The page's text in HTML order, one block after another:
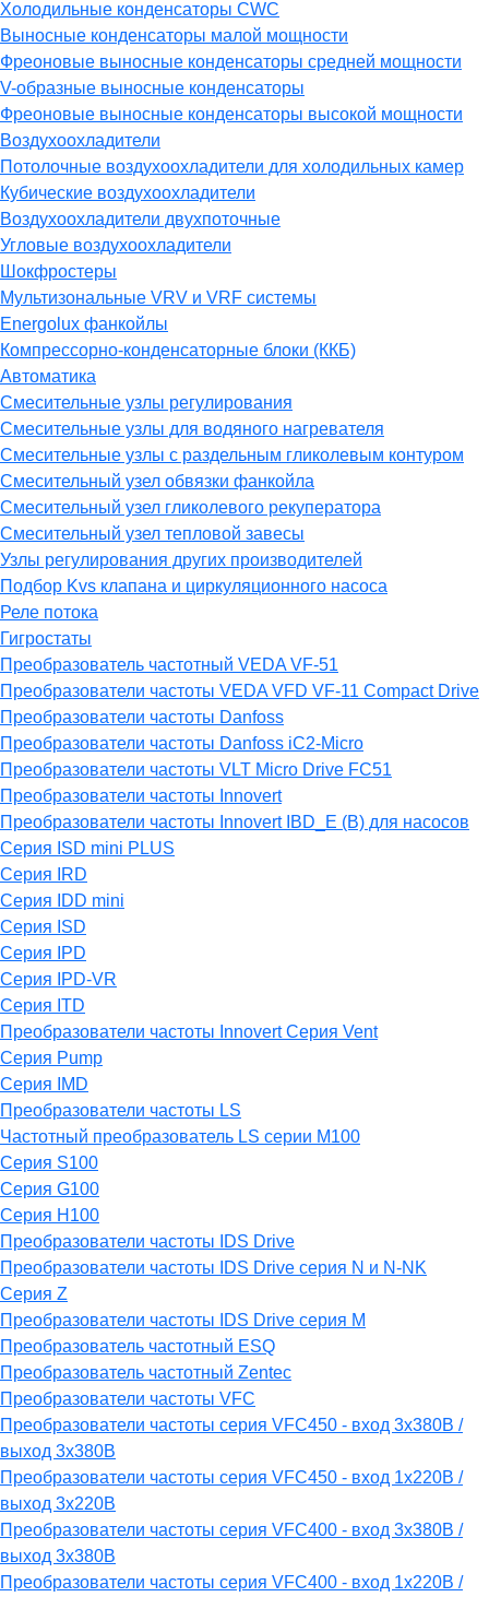
Холодильные конденсаторы CWC
Выносные конденсаторы малой мощности
Фреоновые выносные конденсаторы средней мощности
V-образные выносные конденсаторы
Фреоновые выносные конденсаторы высокой мощности
Воздухоохладители
Потолочные воздухоохладители для холодильных камер
Кубические воздухоохладители
Воздухоохладители двухпоточные
Угловые воздухоохладители
Шокфростеры
Мультизональные VRV и VRF системы
Energolux фанкойлы
Компрессорно-конденсаторные блоки (ККБ)
Автоматика
Смесительные узлы регулирования
Смесительные узлы для водяного нагревателя
Смесительные узлы с раздельным гликолевым контуром
Смесительный узел обвязки фанкойла
Смесительный узел гликолевого рекуператора
Смесительный узел тепловой завесы
Узлы регулирования других производителей
Подбор Kvs клапана и циркуляционного насоса
Реле потока
Гигростаты
Преобразователь частотный VEDA VF-51
Преобразователи частоты VEDA VFD VF-11 Compact Drive
Преобразователи частоты Danfoss
Преобразователи частоты Danfoss iC2-Micro
Преобразователи частоты VLT Micro Drive FC51
Преобразователи частоты Innovert
Преобразователи частоты Innovert IBD_E (B) для насосов
Серия ISD mini PLUS
Серия IRD
Серия IDD mini
Серия ISD
Серия IPD
Серия IPD-VR
Серия ITD
Преобразователи частоты Innovert Серия Vent
Серия Pump
Серия IMD
Преобразователи частоты LS
Частотный преобразователь LS серии M100
Серия S100
Серия G100
Серия H100
Преобразователи частоты IDS Drive
Преобразователи частоты IDS Drive серия N и N-NK
Серия Z
Преобразователи частоты IDS Drive серия М
Преобразователь частотный ESQ
Преобразователь частотный Zentec
Преобразователи частоты VFC
Преобразователи частоты серия VFC450 - вход 3х380В /
выход 3х380В
Преобразователи частоты серия VFC450 - вход 1х220В /
выход 3х220В
Преобразователи частоты серия VFC400 - вход 3х380В /
выход 3х380В
Преобразователи частоты серия VFC400 - вход 1х220В /